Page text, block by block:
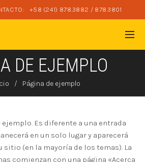
+58 (241) 878.3882 / 878.3801
DE EJEMPLO
Página de ejemplo
ejemplo. Es diferente a una entrada
en un solo lugar y aparecerá
sitio (en la mayoría de los temas). La
comienzan con una página «Acerca